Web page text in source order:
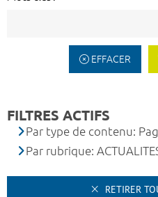
EFFACER
FILTRES ACTIFS
Par type de contenu:
Par rubrique:
RETIRER